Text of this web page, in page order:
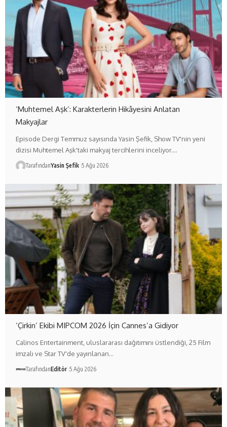
‘Muhtemel Aşk’: Karakterlerin Hikâyesini Anlatan
Makyajlar
Episode Dergi Temmuz sayısında Yasin Şefik, Show TV'nin yeni
dizisi Muhtemel Aşk'taki makyaj tercihlerini inceliyor.…
TarafındanYasin Şefik 5 Ağu 2026
‘Çirkin’ Ekibi MIPCOM 2026 İçin Cannes’a Gidiyor
Calinos Entertainment, uluslararası dağıtımını üstlendiği, 25 Film
imzalı ve Star TV'de yayınlanan…
TarafındanEditör 5 Ağu 2026